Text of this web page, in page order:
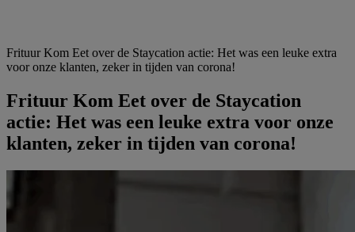
Frituur Kom Eet over de Staycation actie: Het was een leuke extra
voor onze klanten, zeker in tijden van corona!
Frituur Kom Eet over de Staycation
actie: Het was een leuke extra voor onze
klanten, zeker in tijden van corona!